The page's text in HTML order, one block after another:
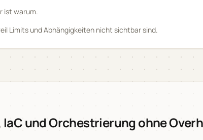
ist warum.
Limits und Abhängigkeiten nicht sichtbar sind.
IaC und Orchestrierung ohne